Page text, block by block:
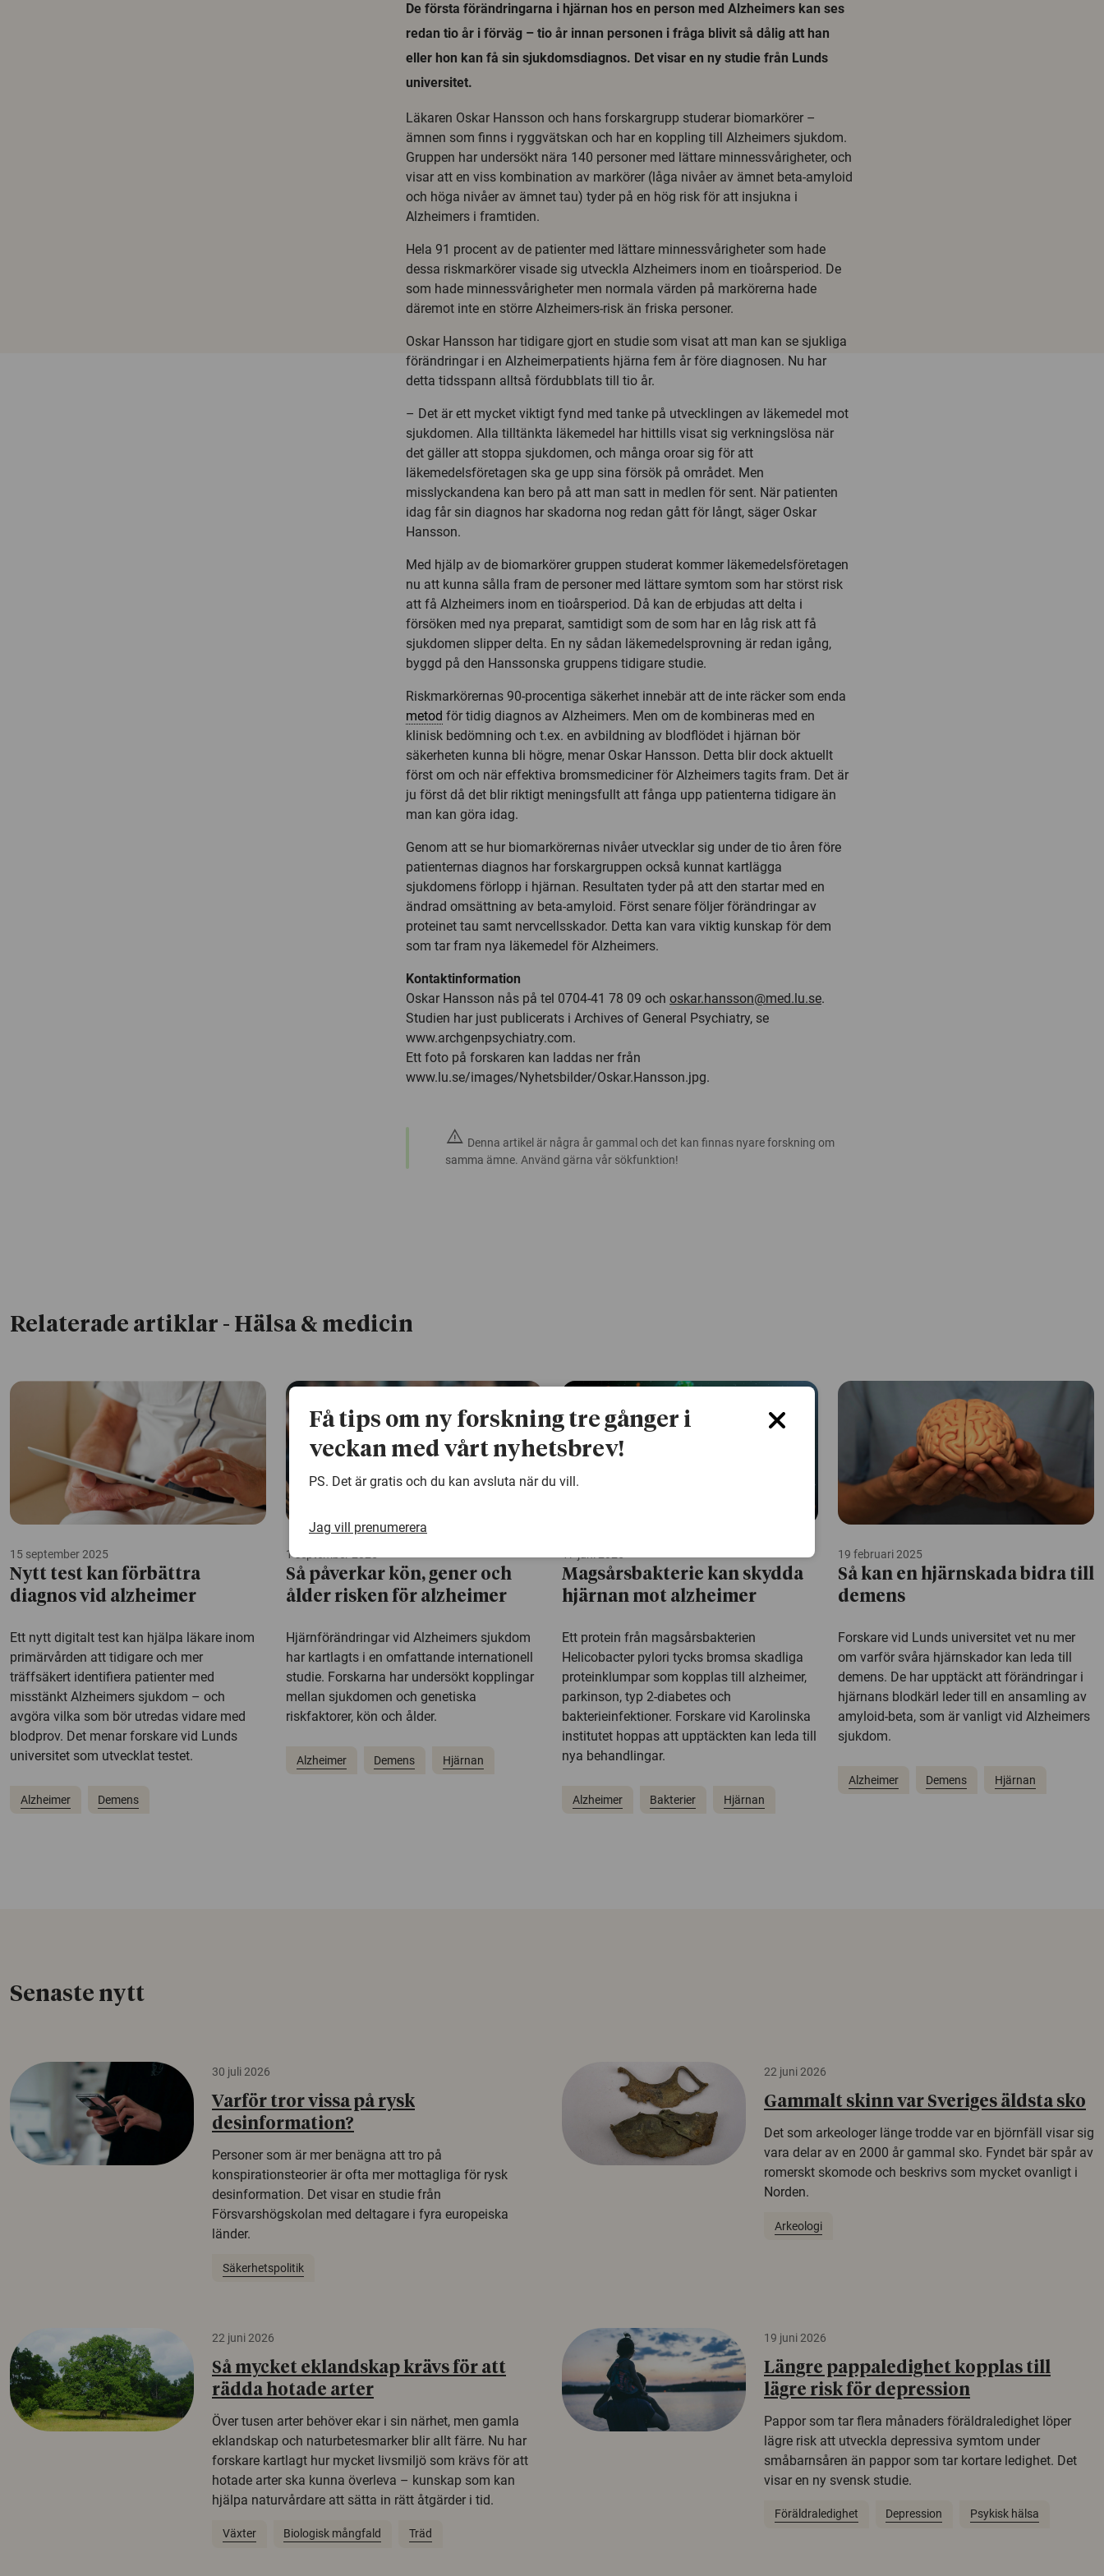
De första förändringarna i hjärnan hos en person med Alzheimers kan ses
redan tio år i förväg – tio år innan personen i fråga blivit så dålig att han
eller hon kan få sin sjukdomsdiagnos. Det visar en ny studie från Lunds
universitet.
Läkaren Oskar Hansson och hans forskargrupp studerar biomarkörer –
ämnen som finns i ryggvätskan och har en koppling till Alzheimers sjukdom.
Gruppen har undersökt nära 140 personer med lättare minnessvårigheter, och
visar att en viss kombination av markörer (låga nivåer av ämnet beta-amyloid
och höga nivåer av ämnet tau) tyder på en hög risk för att insjukna i
Alzheimers i framtiden.
Hela 91 procent av de patienter med lättare minnessvårigheter som hade
dessa riskmarkörer visade sig utveckla Alzheimers inom en tioårsperiod. De
som hade minnessvårigheter men normala värden på markörerna hade
däremot inte en större Alzheimers-risk än friska personer.
Oskar Hansson har tidigare gjort en studie som visat att man kan se sjukliga
förändringar i en Alzheimerpatients hjärna fem år före diagnosen. Nu har
detta tidsspann alltså fördubblats till tio år.
– Det är ett mycket viktigt fynd med tanke på utvecklingen av läkemedel mot
sjukdomen. Alla tilltänkta läkemedel har hittills visat sig verkningslösa när
det gäller att stoppa sjukdomen, och många oroar sig för att
läkemedelsföretagen ska ge upp sina försök på området. Men
misslyckandena kan bero på att man satt in medlen för sent. När patienten
idag får sin diagnos har skadorna nog redan gått för långt, säger Oskar
Hansson.
Med hjälp av de biomarkörer gruppen studerat kommer läkemedelsföretagen
nu att kunna sålla fram de personer med lättare symtom som har störst risk
att få Alzheimers inom en tioårsperiod. Då kan de erbjudas att delta i
försöken med nya preparat, samtidigt som de som har en låg risk att få
sjukdomen slipper delta. En ny sådan läkemedelsprovning är redan igång,
byggd på den Hanssonska gruppens tidigare studie.
Riskmarkörernas 90-procentiga säkerhet innebär att de inte räcker som enda
metod för tidig diagnos av Alzheimers. Men om de kombineras med en
klinisk bedömning och t.ex. en avbildning av blodflödet i hjärnan bör
säkerheten kunna bli högre, menar Oskar Hansson. Detta blir dock aktuellt
först om och när effektiva bromsmediciner för Alzheimers tagits fram. Det är
ju först då det blir riktigt meningsfullt att fånga upp patienterna tidigare än
man kan göra idag.
Genom att se hur biomarkörernas nivåer utvecklar sig under de tio åren före
patienternas diagnos har forskargruppen också kunnat kartlägga
sjukdomens förlopp i hjärnan. Resultaten tyder på att den startar med en
ändrad omsättning av beta-amyloid. Först senare följer förändringar av
proteinet tau samt nervcellsskador. Detta kan vara viktig kunskap för dem
som tar fram nya läkemedel för Alzheimers.
Kontaktinformation
Oskar Hansson nås på tel 0704-41 78 09 och oskar.hansson@med.lu.se.
Studien har just publicerats i Archives of General Psychiatry, se
www.archgenpsychiatry.com.
Ett foto på forskaren kan laddas ner från
www.lu.se/images/Nyhetsbilder/Oskar.Hansson.jpg.
warning Denna artikel är några år gammal och det kan finnas nyare forskning om
samma ämne. Använd gärna vår sökfunktion!
Relaterade artiklar - Hälsa & medicin
15 september 2025
Nytt test kan förbättra
diagnos vid alzheimer
Ett nytt digitalt test kan hjälpa läkare inom
primärvården att tidigare och mer
träffsäkert identifiera patienter med
misstänkt Alzheimers sjukdom – och
avgöra vilka som bör utredas vidare med
blodprov. Det menar forskare vid Lunds
universitet som utvecklat testet.
Alzheimer Demens
1 september 2025
Så påverkar kön, gener och
ålder risken för alzheimer
Hjärnförändringar vid Alzheimers sjukdom
har kartlagts i en omfattande internationell
studie. Forskarna har undersökt kopplingar
mellan sjukdomen och genetiska
riskfaktorer, kön och ålder.
Alzheimer Demens Hjärnan
17 juni 2025
Magsårsbakterie kan skydda
hjärnan mot alzheimer
Ett protein från magsårsbakterien
Helicobacter pylori tycks bromsa skadliga
proteinklumpar som kopplas till alzheimer,
parkinson, typ 2-diabetes och
bakterieinfektioner. Forskare vid Karolinska
institutet hoppas att upptäckten kan leda till
nya behandlingar.
Alzheimer Bakterier Hjärnan
19 februari 2025
Så kan en hjärnskada bidra till
demens
Forskare vid Lunds universitet vet nu mer
om varför svåra hjärnskador kan leda till
demens. De har upptäckt att förändringar i
hjärnans blodkärl leder till en ansamling av
amyloid-beta, som är vanligt vid Alzheimers
sjukdom.
Alzheimer Demens Hjärnan
Senaste nytt
30 juli 2026
Varför tror vissa på rysk
desinformation?
Personer som är mer benägna att tro på
konspirationsteorier är ofta mer mottagliga för rysk
desinformation. Det visar en studie från
Försvarshögskolan med deltagare i fyra europeiska
länder.
Säkerhetspolitik
22 juni 2026
Gammalt skinn var Sveriges äldsta sko
Det som arkeologer länge trodde var en björnfäll visar sig
vara delar av en 2000 år gammal sko. Fyndet bär spår av
romerskt skomode och beskrivs som mycket ovanligt i
Norden.
Arkeologi
22 juni 2026
Så mycket eklandskap krävs för att
rädda hotade arter
Över tusen arter behöver ekar i sin närhet, men gamla
eklandskap och naturbetesmarker blir allt färre. Nu har
forskare kartlagt hur mycket livsmiljö som krävs för att
hotade arter ska kunna överleva – kunskap som kan
hjälpa naturvårdare att sätta in rätt åtgärder i tid.
Växter Biologisk mångfald Träd
19 juni 2026
Längre pappaledighet kopplas till
lägre risk för depression
Pappor som tar flera månaders föräldraledighet löper
lägre risk att utveckla depressiva symtom under
småbarnsåren än pappor som tar kortare ledighet. Det
visar en ny svensk studie.
Föräldraledighet Depression Psykisk hälsa
Få tips om ny forskning tre gånger i
veckan med vårt nyhetsbrev!
PS. Det är gratis och du kan avsluta när du vill.
Jag vill prenumerera